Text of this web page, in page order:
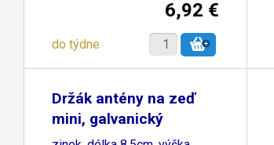
6,92 €
do týdne
Držák antény na zeď
mini, galvanický